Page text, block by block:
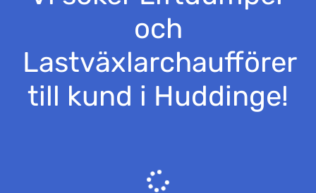
och
Lastväxlarchaufförer
till kund i Huddinge!